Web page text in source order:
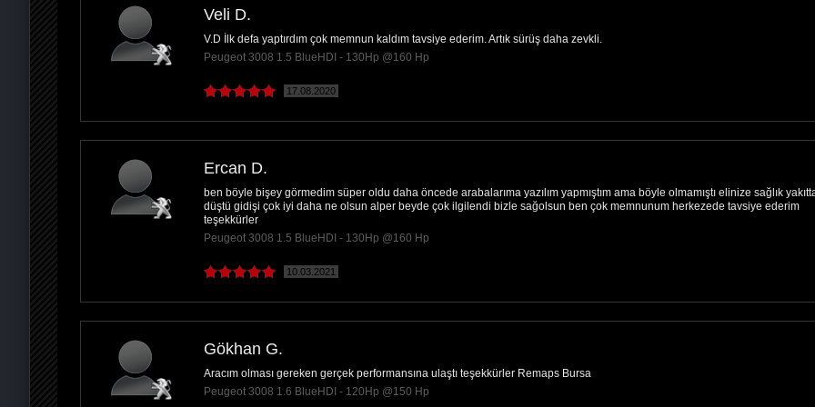
PAYLAŞ
Veli D.
V.D İlk defa yaptırdım çok memnun kaldım tavsiye ederim. Artık sürüş daha zevkli.
Peugeot 3008 1.5 BlueHDI - 130Hp @160 Hp
17.08.2020
Ercan D.
ben böyle bişey görmedim süper oldu daha öncede arabalarıma yazılım yapmıştım ama böyle olmamıştı elinize sağlık
düştü gidişi çok iyi daha ne olsun alper beyde çok ilgilendi bizle sağolsun ben çok memnunum herkezede tavsiye ederim
teşekkürler
Peugeot 3008 1.5 BlueHDI - 130Hp @160 Hp
10.03.2021
Gökhan G.
Aracım olması gereken gerçek performansına ulaştı teşekkürler Remaps Bursa
Peugeot 3008 1.6 BlueHDI - 120Hp @150 Hp